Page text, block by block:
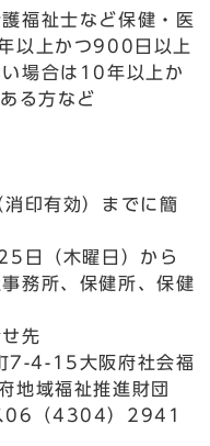
福祉士など保健・医
以上かつ900日以上
い場合は10年以上か
る方など
印有効）までに簡
日（木曜日）から
務所、保健所、保健
先
7-4-15大阪府社会福
地域福祉推進財団
06（4304）2941